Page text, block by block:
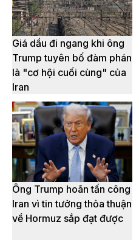
Giá dầu đi ngang khi ông
Trump tuyên bố đàm phán
là "cơ hội cuối cùng" của
Iran
Ông Trump hoãn tấn công
Iran vì tin tưởng thỏa thuận
về Hormuz sắp đạt được